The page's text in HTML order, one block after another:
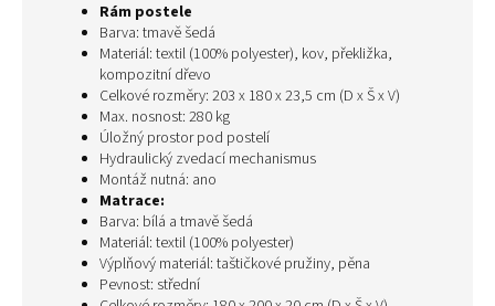
Rám postele
Barva: tmavě šedá
Materiál: textil (100% polyester), kov, překližka,
kompozitní dřevo
Celkové rozměry: 203 x 180 x 23,5 cm (D x Š x V)
Max. nosnost: 280 kg
Úložný prostor pod postelí
Hydraulický zvedací mechanismus
Montáž nutná: ano
Matrace:
Barva: bílá a tmavě šedá
Materiál: textil (100% polyester)
Výplňový materiál: taštičkové pružiny, pěna
Pevnost: střední